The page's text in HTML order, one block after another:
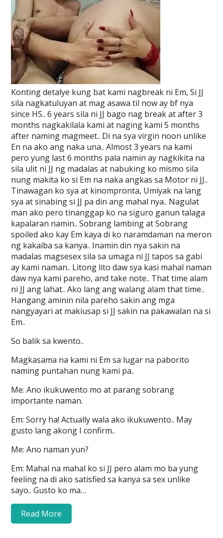
Konting detalye kung bat kami nagbreak ni Em, Si JJ
sila nagkatuluyan at mag asawa til now ay bf nya
since HS.. 6 years sila ni JJ bago nag break at after 3
months nagkakilala kami at naging kami 5 months
after naming magmeet.. Di na sya virgin noon unlike
En na ako ang naka una.. Almost 3 years na kami
pero yung last 6 months pala namin ay nagkikita na
sila ulit ni JJ ng madalas at nabuking ko mismo sila
nung makita ko si Em na naka angkas sa Motor ni JJ..
Tinawagan ko sya at kinompronta, Umiyak na lang
sya at sinabing si JJ pa din ang mahal nya.. Nagulat
man ako pero tinanggap ko na siguro ganun talaga
kapalaran namin.. Sobrang lambing at Sobrang
spoiled ako kay Em kaya di ko naramdaman na meron
ng kakaiba sa kanya.. Inamin din nya sakin na
madalas magsesex sila sa umaga ni JJ tapos sa gabi
ay kami naman.. Litong lito daw sya kasi mahal naman
daw nya kami pareho, and take note.. That time alam
ni JJ ang lahat.. Ako lang ang walang alam that time..
Hangang aminin nila pareho sakin ang mga
nangyayari at makiusap si JJ sakin na pakawalan na si
Em..
So balik sa kwento..
Magkasama na kami ni Em sa lugar na paborito
naming puntahan nung kami pa..
Me: Ano ikukuwento mo at parang sobrang
importante naman.
Em: Sorry ha! Actually wala ako ikukuwento.. May
gusto lang akong I confirm..
Me: Ano naman yun?
Em: Mahal na mahal ko si JJ pero alam mo ba yung
feeling na di ako satisfied sa kanya sa sex unlike
sayo.. Gusto ko ma…
Read More